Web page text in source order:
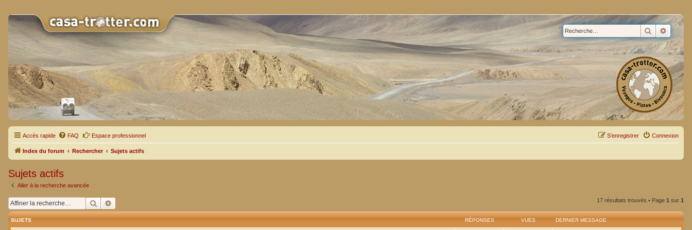
Rechercher
Accès rapide FAQ Espace professionnel Connexion
S’enregistrer
Index du forum Rechercher Sujets actifs
Sujets actifs
Aller à la recherche avancée
Rechercher 17 résultats trouvés • Page 1 sur 1
SUJETS RÉPONSES VUES DERNIER MESSAGE